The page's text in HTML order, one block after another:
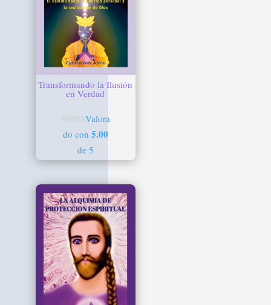
Transformando la Ilusión
en Verdad
Valora
do con 5.00
de 5